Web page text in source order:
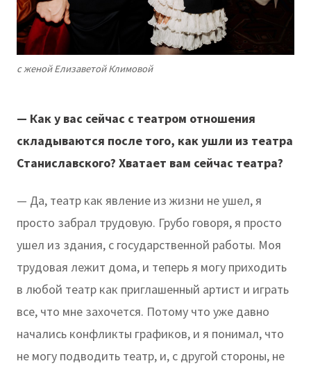
с женой Елизаветой Климовой
— Как у вас сейчас с театром отношения
складываются после того, как ушли из театра
Станиславского? Хватает вам сейчас театра?
— Да, театр как явление из жизни не ушел, я
просто забрал трудовую. Грубо говоря, я просто
ушел из здания, с государственной работы. Моя
трудовая лежит дома, и теперь я могу приходить
в любой театр как приглашенный артист и играть
все, что мне захочется. Потому что уже давно
начались конфликты графиков, и я понимал, что
не могу подводить театр, и, с другой стороны, не